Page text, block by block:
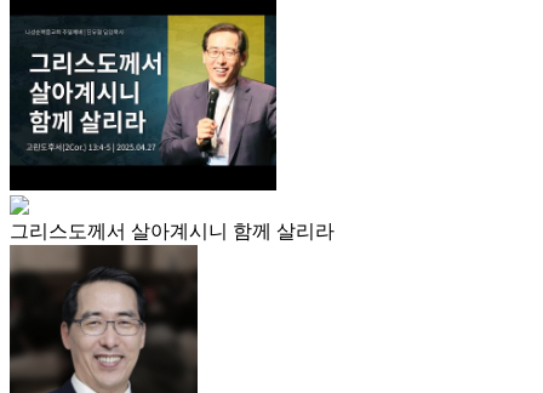
그리스도께서 살아계시니 함께 살리라